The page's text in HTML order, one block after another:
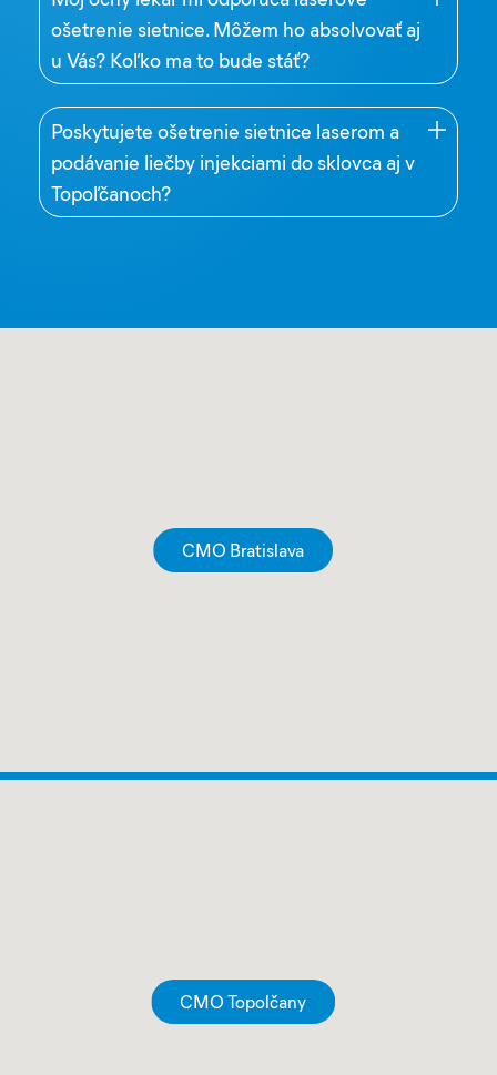
ošetrenie sietnice. Môžem ho absolvovať aj
u Vás? Koľko ma to bude stáť?
Poskytujete ošetrenie sietnice laserom a
podávanie liečby injekciami do sklovca aj v
Topoľčanoch?
CMO Bratislava
CMO Topolčany